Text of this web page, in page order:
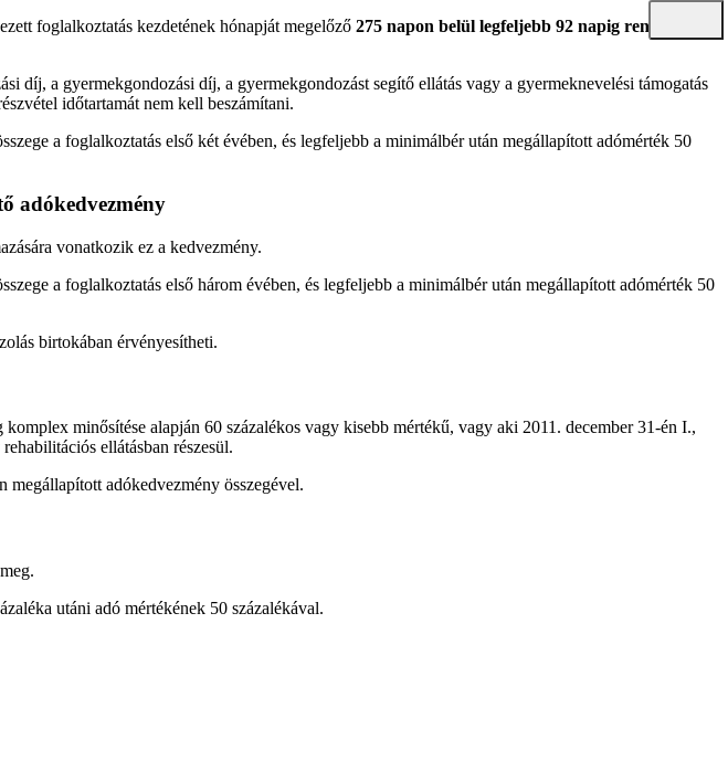
foglalkoztatás kezdetének hónapját megelőző 275 napon belül legfeljebb 92 napig rendelkezett
díj, a gyermekgondozási díj, a gyermekgondozást segítő ellátás vagy a gyermeknevelési támogatás
időtartamát nem kell beszámítani.
a foglalkoztatás első két évében, és legfeljebb a minimálbér után megállapított adómérték 50
adókedvezmény
vonatkozik ez a kedvezmény.
a foglalkoztatás első három évében, és legfeljebb a minimálbér után megállapított adómérték 50
birtokában érvényesítheti.
minősítése alapján 60 százalékos vagy kisebb mértékű, vagy aki 2011. december 31-én I.,
ellátásban részesül.
adókedvezmény összegével.
utáni adó mértékének 50 százalékával.